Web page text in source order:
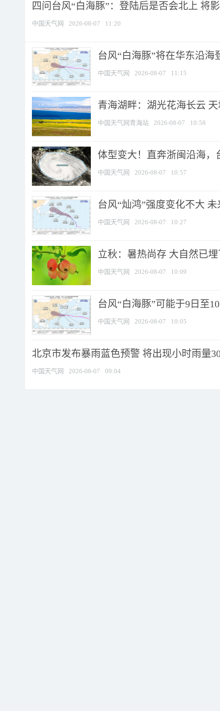
四问台风“白海豚”：登陆后是否会北上 将
中国天气网 2026-08-07 11:20
台风“白海豚”将在华东沿
中国天气网 2026-08-07 11:15
青海湖畔：湖光花海长云
中国天气网青海站 2026-08-07 10:58
体型变大！直奔浙闽沿海，
中国天气网 2026-08-07 10:57
台风“灿鸿”强度变化不大
中国天气网 2026-08-07 10:27
立秋：暑热尚存 大自然已
中国天气网 2026-08-07 10:09
台风“白海豚”可能于9日至
中国天气网 2026-08-07 10:05
北京市发布暴雨蓝色预警 将出现小时雨量
中国天气网 2026-08-07 09:04